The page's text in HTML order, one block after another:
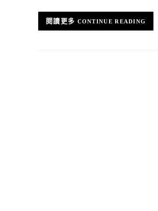
CONTINUE READING